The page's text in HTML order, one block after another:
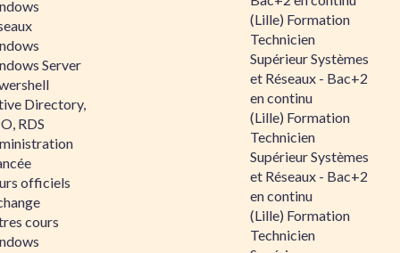
Server
Directory,
RDS
officiels
cours
(Lille) Formation
Technicien
Supérieur Systèmes
et Réseaux - Bac+2
en continu
(Lille) Formation
Technicien
Supérieur Systèmes
et Réseaux - Bac+2
en continu
(Lille) Formation
Technicien